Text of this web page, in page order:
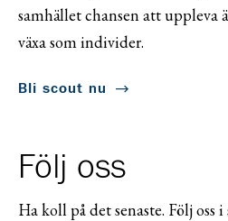
samhället chansen att uppleva
växa som individer.
Bli scout nu
Följ oss
Ha koll på det senaste. Följ oss